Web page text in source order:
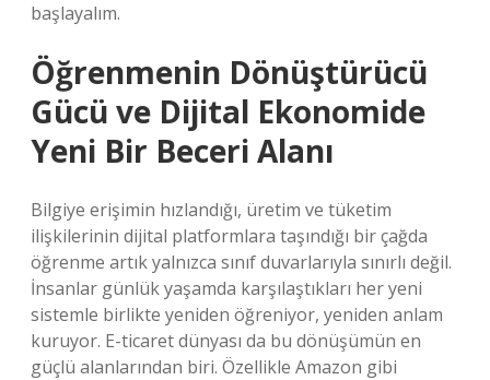
başlayalım.
Öğrenmenin Dönüştürücü
Gücü ve Dijital Ekonomide
Yeni Bir Beceri Alanı
Bilgiye erişimin hızlandığı, üretim ve tüketim
ilişkilerinin dijital platformlara taşındığı bir çağda
öğrenme artık yalnızca sınıf duvarlarıyla sınırlı değil.
İnsanlar günlük yaşamda karşılaştıkları her yeni
sistemle birlikte yeniden öğreniyor, yeniden anlam
kuruyor. E-ticaret dünyası da bu dönüşümün en
güçlü alanlarından biri. Özellikle Amazon gibi